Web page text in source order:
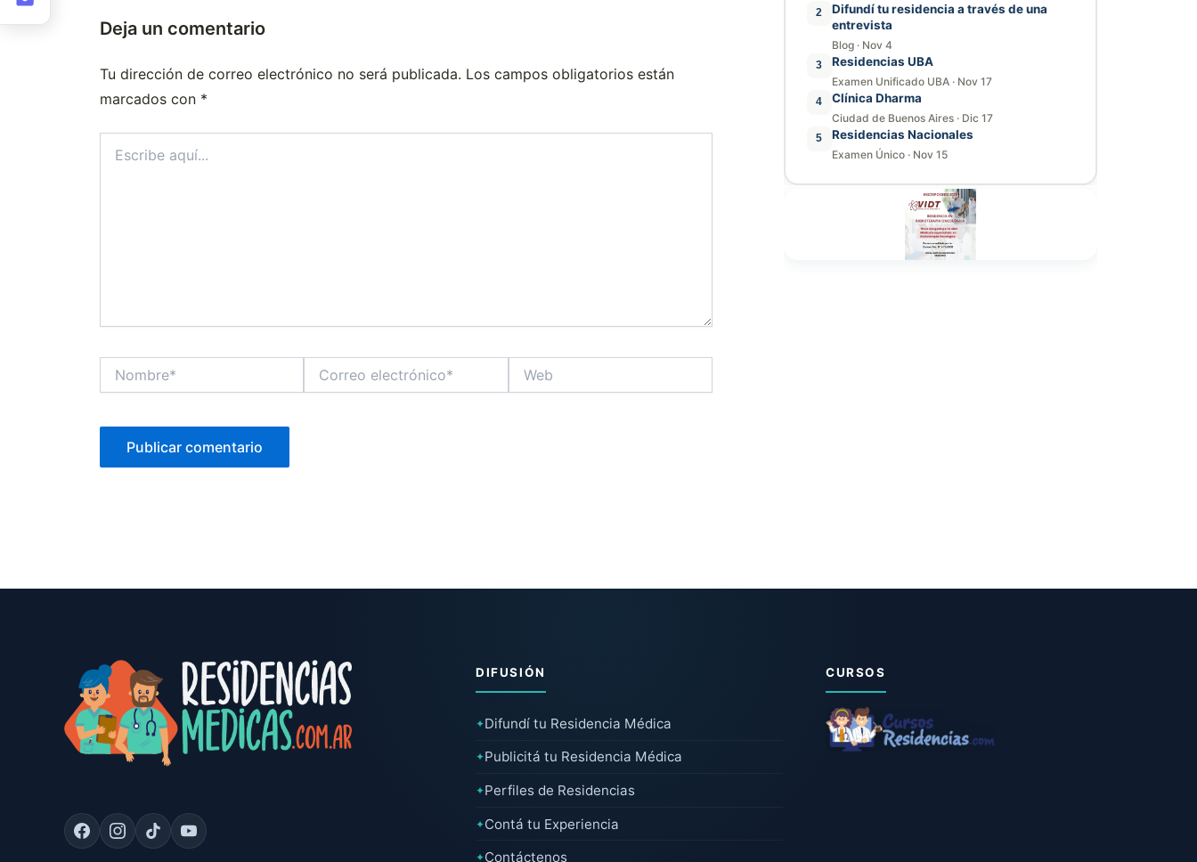
Deja un comentario
Tu dirección de correo electrónico no será publicada. Los campos obligatorios están
marcados con *
aquí...
electrónico*
2
Difundí tu residencia a través de una
entrevista
Blog · Nov 4
3 Residencias UBA
Examen Unificado UBA · Nov 17
4 Clínica Dharma
Ciudad de Buenos Aires · Dic 17
5 Residencias Nacionales
Examen Único · Nov 15
DIFUSIÓN
✦Difundí tu Residencia Médica
✦Publicitá tu Residencia Médica
✦Perfiles de Residencias
✦Contá tu Experiencia
✦Contáctenos
CURSOS